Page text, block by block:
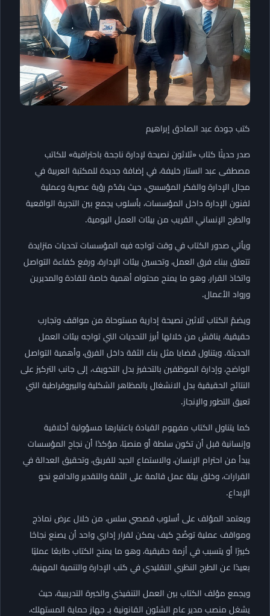
كتب جودة عبد الصادق إبراهيم
صدر حديثًا كتاب «ثلاثون نصيحة لإدارة ناجحة باحترافية» للكاتب
مصطفى عبد الستار خليفة، في إضافة جديدة للمكتبة العربية في
مجال الإدارة والفكر المؤسسي، حيث يقدّم رؤية عصرية وعملية
لفنون الإدارة داخل المؤسسات، بأسلوب يجمع بين التجربة الواقعية
والطرح الإنساني القريب من بيئات العمل اليومية.
ويأتي صدور الكتاب في وقت تواجه فيه المؤسسات تحديات متزايدة
تتعلق ببناء فرق العمل، وتحسين بيئات الإدارة، ورفع كفاءة التواصل
واتخاذ القرار، وهو ما يمنح محتواه أهمية خاصة للقادة والمديرين
ورواد الأعمال.
ويضمّ الكتاب ثلاثين نصيحة إدارية مستوحاة من مواقف وتجارب
حقيقية، يناقش من خلالها أبرز التحديات التي تواجه بيئات العمل
الحديثة. ويتناول قضايا مثل بناء الثقة داخل الفرق، وأهمية التواصل
الواضح، وإدارة الموظفين بالتحفيز بدل التخويف، إلى جانب التركيز على
النتائج الحقيقية بدل الانشغال بالمظاهر الشكلية والبيروقراطية التي
تعيق التطور والإنجاز.
كما يتناول الكتاب مفهوم القيادة باعتبارها مسؤولية أخلاقية
وإنسانية قبل أن تكون سلطة أو منصبًا، مؤكدًا أن نجاح المؤسسات
يبدأ من احترام الإنسان، والاستماع الجيد للفريق، وتحقيق العدالة في
القرارات، وخلق بيئة عمل قائمة على الثقة والتقدير والدافع نحو
الإبداع.
ويعتمد المؤلف على أسلوب قصصي سلس، من خلال عرض نماذج
ومواقف عملية توضّح كيف يمكن لقرار إداري واحد أن يصنع نجاحًا
كبيرًا أو يتسبب في أزمة حقيقية، وهو ما يمنح الكتاب طابعًا عمليًا
بعيدًا عن الطرح النظري التقليدي في كتب الإدارة والتنمية المهنية.
ويجمع مؤلف الكتاب بين العمل التنفيذي والخبرة التدريبية، حيث
يشغل منصب مدير عام الشئون القانونية بـ جهاز حماية المستهلك،